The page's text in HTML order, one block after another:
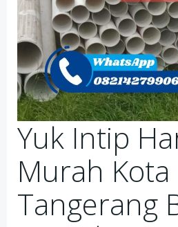
Yuk Intip
Murah Kota
Tangerang